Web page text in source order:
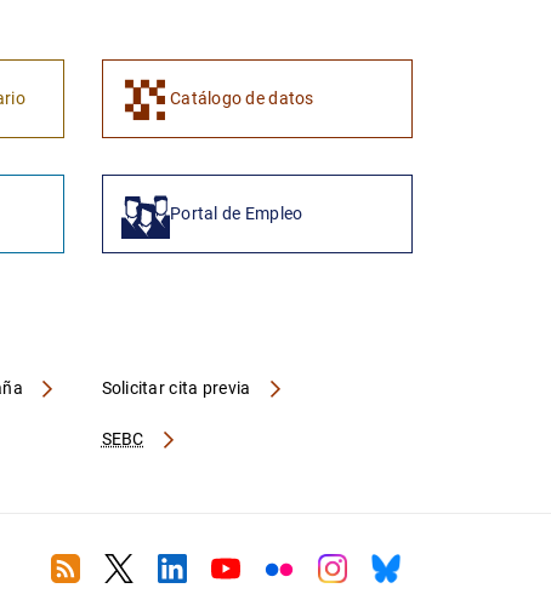
Catálogo de datos
Portal de Empleo
SEBC
Solicitar cita previa
RSS TwitterLinkedin
YoutubeFlickrInstagram
Bluesky